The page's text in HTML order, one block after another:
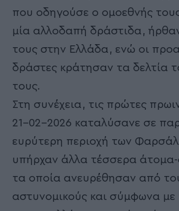
που οδηγούσε ο ομοεθνής
μία αλλοδαπή δράστιδα,
τους στην Ελλάδα, ενώ οι
δράστες κράτησαν τα δελτία
τους.
Στη συνέχεια, τις πρώτες
21-02-2026 καταλύσανε σε
ευρύτερη περιοχή των
υπήρχαν άλλα τέσσερα άτομα-
τα οποία ανευρέθησαν από
αστυνομικούς και σύμφωνα με